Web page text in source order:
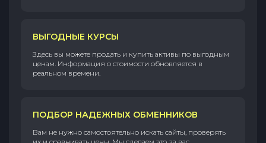
ВЫГОДНЫЕ КУРСЫ
Здесь вы можете продать и купить активы по выгодным
ценам. Информация о стоимости обновляется в
реальном времени.
ПОДБОР НАДЕЖНЫХ ОБМЕННИКОВ
Вам не нужно самостоятельно искать сайты, проверять